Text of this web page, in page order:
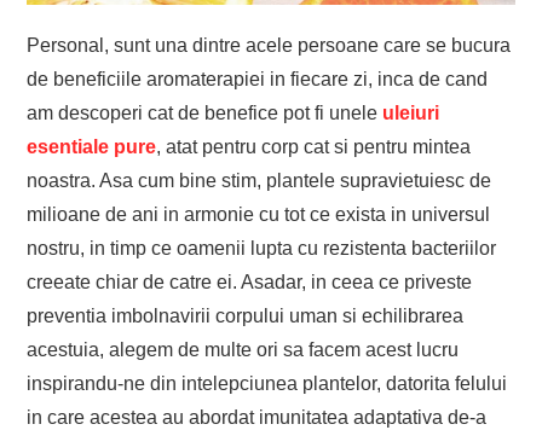
Personal, sunt una dintre acele persoane care se bucura
de beneficiile aromaterapiei in fiecare zi, inca de cand
am descoperi cat de benefice pot fi unele uleiuri
esentiale pure, atat pentru corp cat si pentru mintea
noastra. Asa cum bine stim, plantele supravietuiesc de
milioane de ani in armonie cu tot ce exista in universul
nostru, in timp ce oamenii lupta cu rezistenta bacteriilor
creeate chiar de catre ei. Asadar, in ceea ce priveste
preventia imbolnavirii corpului uman si echilibrarea
acestuia, alegem de multe ori sa facem acest lucru
inspirandu-ne din intelepciunea plantelor, datorita felului
in care acestea au abordat imunitatea adaptativa de-a